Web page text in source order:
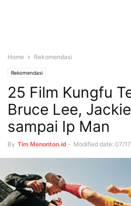
Home Rekomendasi
Rekomendasi
25 Film Kungfu
Bruce Lee,
sampai Ip Man
By Tim Menonton.id - Modified date: 07/